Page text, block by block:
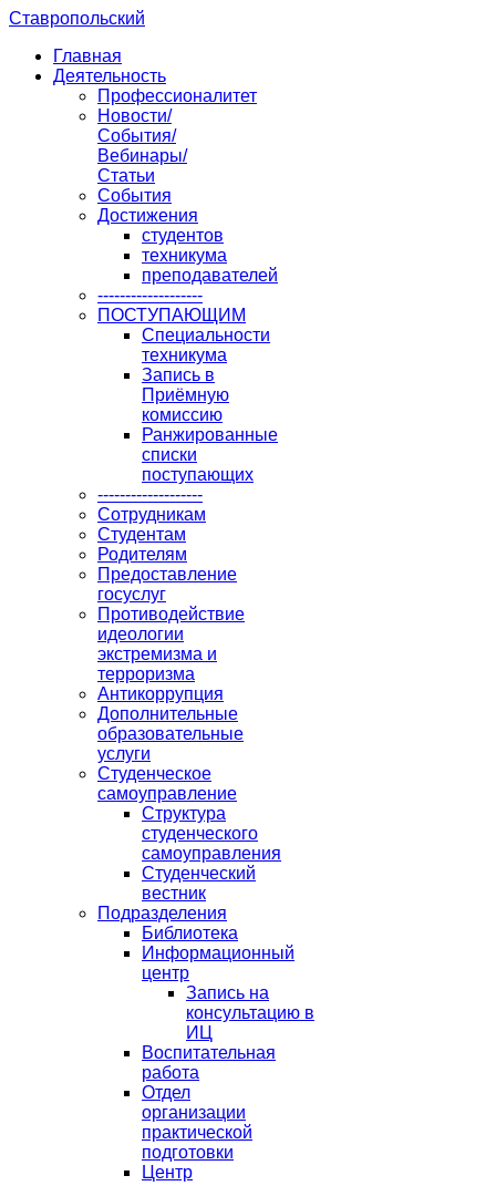
Ставропольский
Главная
Деятельность
Профессионалитет
Новости/
События/
Вебинары/
Статьи
События
Достижения
студентов
техникума
преподавателей
-------------------
ПОСТУПАЮЩИМ
Специальности
техникума
Запись в
Приёмную
комиссию
Ранжированные
списки
поступающих
-------------------
Сотрудникам
Студентам
Родителям
Предоставление
госуслуг
Противодействие
идеологии
экстремизма и
терроризма
Антикоррупция
Дополнительные
образовательные
услуги
Студенческое
самоуправление
Структура
студенческого
самоуправления
Студенческий
вестник
Подразделения
Библиотека
Информационный
центр
Запись на
консультацию в
ИЦ
Воспитательная
работа
Отдел
организации
практической
подготовки
Центр